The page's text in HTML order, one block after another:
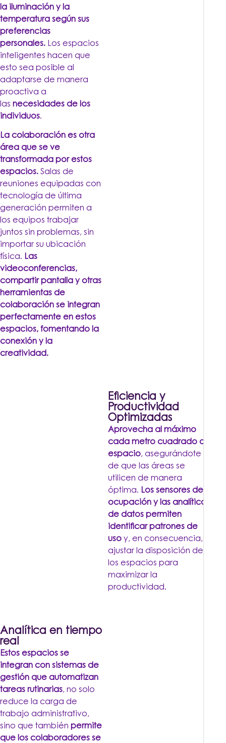
la iluminación y la
temperatura según sus
preferencias
personales. Los espacios
inteligentes hacen que
esto sea posible al
adaptarse de manera
proactiva a
las necesidades de los
individuos.
La colaboración es otra
área que se ve
transformada por estos
espacios. Salas de
reuniones equipadas con
tecnología de última
generación permiten a
los equipos trabajar
juntos sin problemas, sin
importar su ubicación
física. Las
videoconferencias,
compartir pantalla y otras
herramientas de
colaboración se integran
perfectamente en estos
espacios, fomentando la
conexión y la
creatividad.
Eficiencia y
Productividad
Optimizadas
Aprovecha al máximo
cada metro cuadrado de
espacio, asegurándote
de que las áreas se
utilicen de manera
óptima. Los sensores de
ocupación y las analíticas
de datos permiten
identificar patrones de
uso y, en consecuencia,
ajustar la disposición de
los espacios para
maximizar la
productividad.
Analítica en tiempo
real
Estos espacios se
integran con sistemas de
gestión que automatizan
tareas rutinarias, no solo
reduce la carga de
trabajo administrativo,
sino que también permite
que los colaboradores se